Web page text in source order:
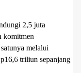
2,5 juta
komitmen
melalui
triliun sepanjang